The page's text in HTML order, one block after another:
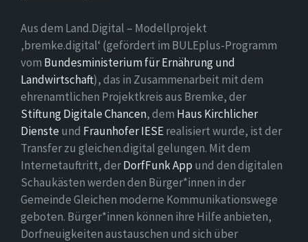
Aus dem Land.Digital – Modellprojekt
‚bremke.digital‘ (gefördert im BULEplus-Programm
vom Bundesministerium für Ernährung und
Landwirtschaft), das in Zusammenarbeit mit dem
ehrenamtlichen Projektkreis aus Bremke, der
Stiftung Digitale Chancen, dem Haus Kirchlicher
Dienste und Fraunhofer IESErealisiert wurde, ist der
Transfer zu gleichen.digital gelungen. Mit dem
Internetauftritt, derDorfFunk App und den digitalen
Schaukästen werden den Bürger*innen in der
Gemeinde Gleichen moderne Kommunikationswege
geboten. Bürger*innen können ihre Hilfe anbieten,
Dorfneuigkeiten austauschen und sich über